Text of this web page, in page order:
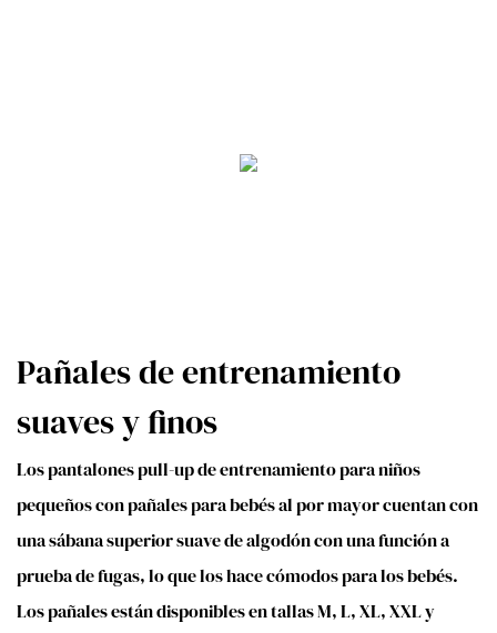
Pañales de entrenamiento
suaves y finos
Los pantalones pull-up de entrenamiento para niños
pequeños con pañales para bebés al por mayor cuentan con
una sábana superior suave de algodón con una función a
prueba de fugas, lo que los hace cómodos para los bebés.
Los pañales están disponibles en tallas M, L, XL, XXL y